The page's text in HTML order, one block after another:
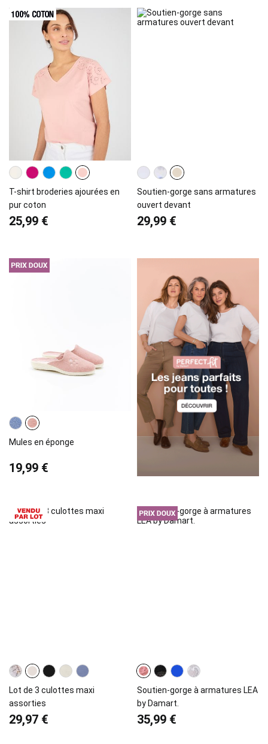
T-shirt broderies ajourées en
pur coton
25,99 €
Soutien-gorge sans armatures
ouvert devant
29,99 €
Mules en éponge
19,99 €
Lot de 3 culottes maxi
assorties
29,97 €
Soutien-gorge à armatures LEA
by Damart.
35,99 €